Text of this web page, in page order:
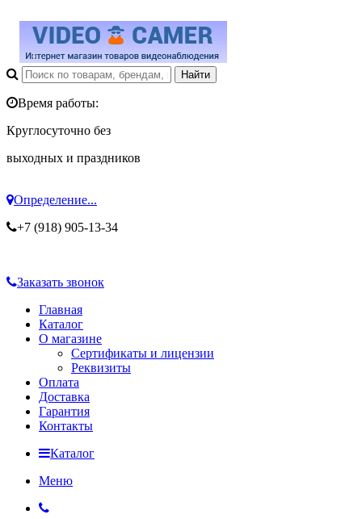
Время работы:
Круглосуточно без
выходных и праздников
Определение...
+7 (918) 905-13-34
Заказать звонок
Главная
Каталог
О магазине
Сертификаты и лицензии
Реквизиты
Оплата
Доставка
Гарантия
Контакты
Каталог
Меню